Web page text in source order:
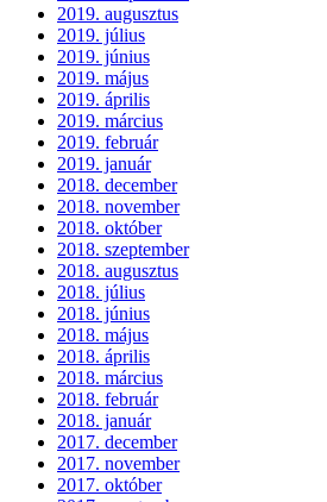
2019. augusztus
2019. július
2019. június
2019. május
2019. április
2019. március
2019. február
2019. január
2018. december
2018. november
2018. október
2018. szeptember
2018. augusztus
2018. július
2018. június
2018. május
2018. április
2018. március
2018. február
2018. január
2017. december
2017. november
2017. október